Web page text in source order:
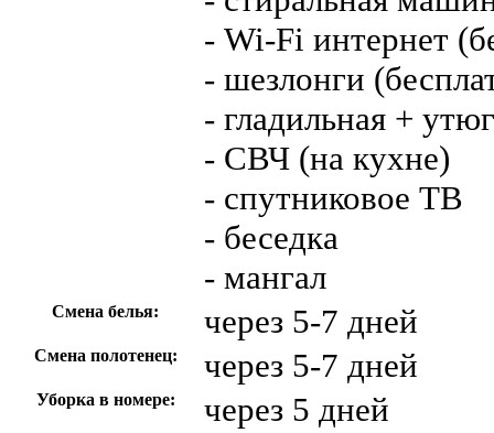
- Wi-Fi интернет
- шезлонги
- гладильная + утюг
- СВЧ (на кухне)
- спутниковое ТВ
- беседка
- мангал
Смена белья: через 5-7 дней
Смена полотенец: через 5-7 дней
Уборка в номере: через 5 дней